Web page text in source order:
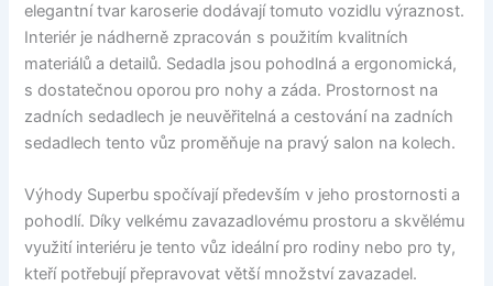
elegantní tvar karoserie dodávají tomuto vozidlu výraznost.
Interiér je nádherně zpracován s použitím kvalitních
materiálů a detailů. Sedadla jsou pohodlná a ergonomická,
s dostatečnou oporou pro nohy a záda. Prostornost na
zadních sedadlech je neuvěřitelná a cestování na zadních
sedadlech tento vůz proměňuje na pravý salon na kolech.
Výhody Superbu spočívají především v jeho prostornosti a
pohodlí. Díky velkému zavazadlovému prostoru a skvělému
využití interiéru je tento vůz ideální pro rodiny nebo pro ty,
kteří potřebují přepravovat větší množství zavazadel.